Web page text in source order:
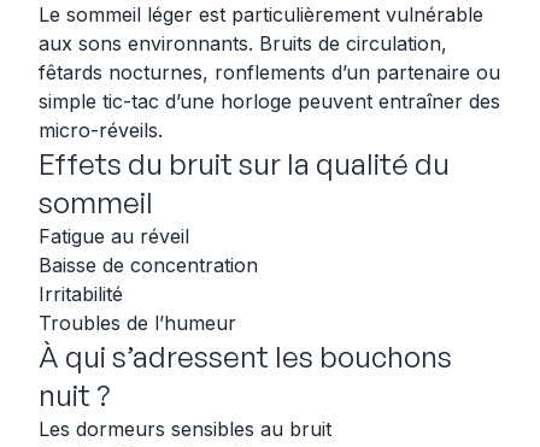
Le sommeil léger est particulièrement vulnérable
aux sons environnants. Bruits de circulation,
fêtards nocturnes, ronflements d’un partenaire ou
simple tic-tac d’une horloge peuvent entraîner des
micro-réveils.
Effets du bruit sur la qualité du
sommeil
Fatigue au réveil
Baisse de concentration
Irritabilité
Troubles de l’humeur
À qui s’adressent les bouchons
nuit ?
Les dormeurs sensibles au bruit